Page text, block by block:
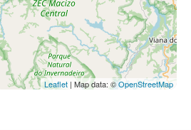
Leaflet | Map data: ©OpenStreetMap